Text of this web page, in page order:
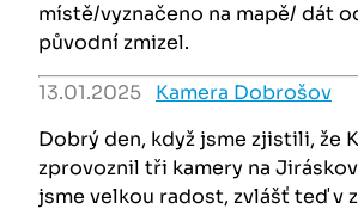
místě/vyznačeno na mapě/ dát
původní zmizel.
13.01.2025 Kamera Dobrošov
Dobrý den, když jsme zjistili, že
zprovoznil tři kamery na
jsme velkou radost, zvlášť teď v